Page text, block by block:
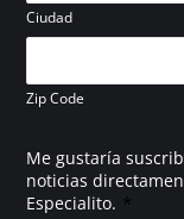
Ciudad
Zip Code
Me gustaría
noticias
Especialito. *